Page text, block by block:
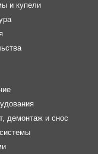
и купели
демонтаж и снос